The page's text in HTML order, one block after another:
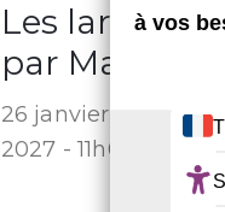
Les larmes
par
26 janvier 2027 -
2027 - 11h00